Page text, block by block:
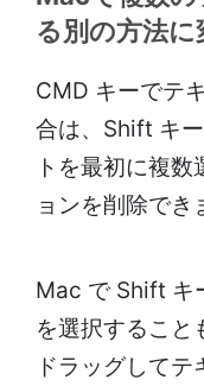
る別の方法に
CMD キーでテ
合は、Shift キ
トを最初に複
ョンを削除でき
Mac で Shift キ
を選択すること
ドラッグして